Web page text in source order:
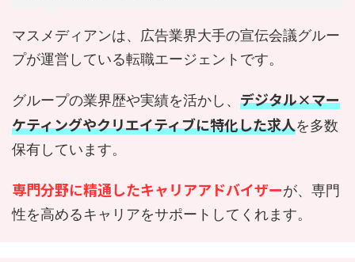
マスメディアンは、広告業界大手の宣伝会議グルー
プが運営している転職エージェントです。
グループの業界歴や実績を活かし、 デジタル×マー
ケティングやクリエイティブに特化した求人を多数
保有しています。
専門分野に精通したキャリアアドバイザーが、専門
性を高めるキャリアをサポートしてくれます。